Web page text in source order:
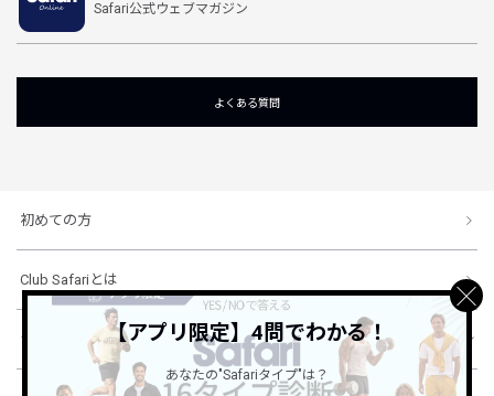
Safari公式ウェブマガジン
よくある質問
初めての方
Club Safariとは
ショッピングガイド【アプリ限定】4問でわかる！
あなたの"Safariタイプ"は？